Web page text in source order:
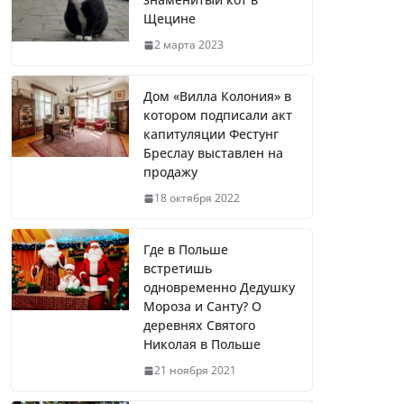
Щецине
2 марта 2023
Дом «Вилла Колония» в
котором подписали акт
капитуляции Фестунг
Бреслау выставлен на
продажу
18 октября 2022
Где в Польше
встретишь
одновременно Дедушку
Мороза и Санту? О
деревнях Святого
Николая в Польше
21 ноября 2021